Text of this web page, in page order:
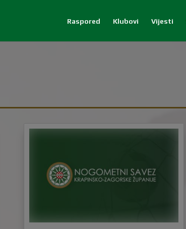
Raspored Klubovi Vijesti